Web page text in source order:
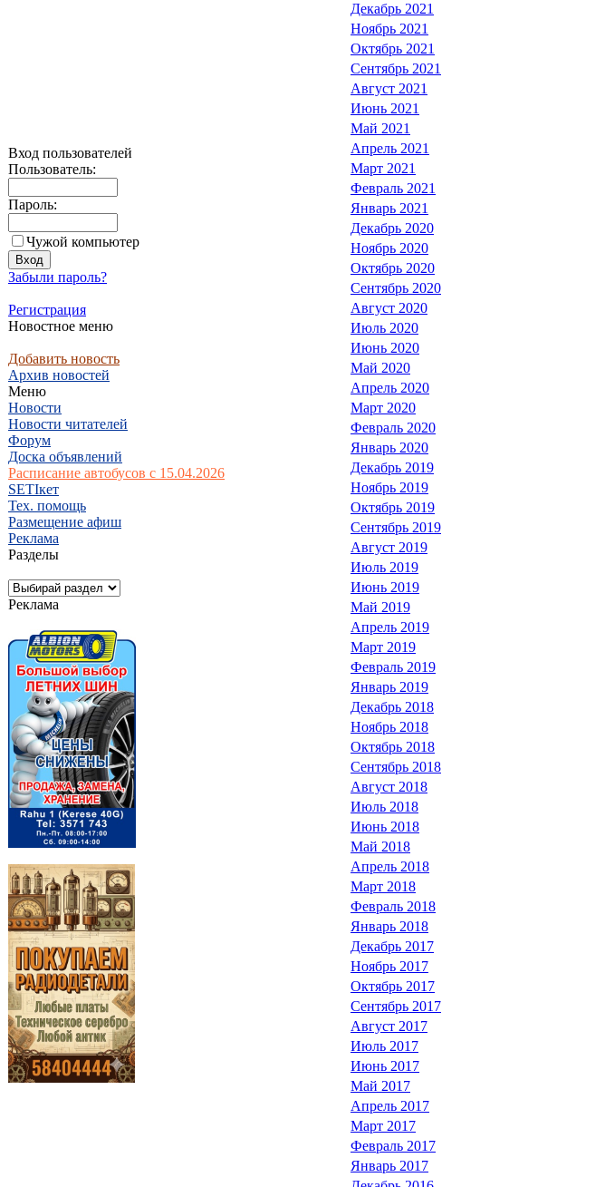
Вход пользователей
Пользователь:
Пароль:
Чужой компьютер
Забыли пароль?
Регистрация
Новостное меню
Добавить новость
Архив новостей
Меню
Новости
Новости читателей
Форум
Доска объявлений
Расписание автобусов с 15.04.2026
SETIкет
Тех. помощь
Размещение афиш
Реклама
Разделы
Реклама
Декабрь 2021
Ноябрь 2021
Октябрь 2021
Сентябрь 2021
Август 2021
Июнь 2021
Май 2021
Апрель 2021
Март 2021
Февраль 2021
Январь 2021
Декабрь 2020
Ноябрь 2020
Октябрь 2020
Сентябрь 2020
Август 2020
Июль 2020
Июнь 2020
Май 2020
Апрель 2020
Март 2020
Февраль 2020
Январь 2020
Декабрь 2019
Ноябрь 2019
Октябрь 2019
Сентябрь 2019
Август 2019
Июль 2019
Июнь 2019
Май 2019
Апрель 2019
Март 2019
Февраль 2019
Январь 2019
Декабрь 2018
Ноябрь 2018
Октябрь 2018
Сентябрь 2018
Август 2018
Июль 2018
Июнь 2018
Май 2018
Апрель 2018
Март 2018
Февраль 2018
Январь 2018
Декабрь 2017
Ноябрь 2017
Октябрь 2017
Сентябрь 2017
Август 2017
Июль 2017
Июнь 2017
Май 2017
Апрель 2017
Март 2017
Февраль 2017
Январь 2017